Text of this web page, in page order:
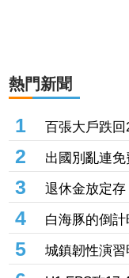
熱門新聞
1
百張大戶跌回
脫手不要了
2
出國別亂連
稱 小心信用
3
退休金放定
抗通膨 65歲
4
白海豚的倒
颱 但「1地
5
城鎮韌性演
反應冷淡 美